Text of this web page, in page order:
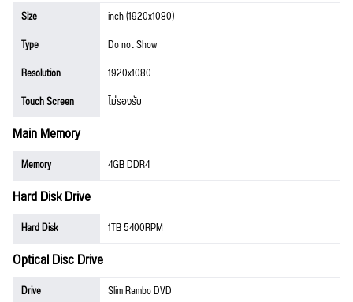
Size
inch (1920x1080)
Type
Do not Show
Resolution
1920x1080
Touch Screen
ไม่รองรับ
Main Memory
Memory 4GB DDR4
Hard Disk Drive
Hard Disk 1TB 5400RPM
Optical Disc Drive
Drive Slim Rambo DVD